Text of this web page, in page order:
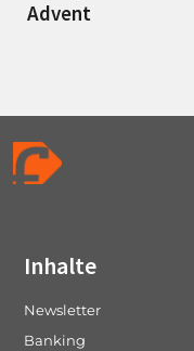
Advent
Inhalte
Newsletter
Banking